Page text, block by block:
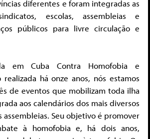
diferentes e foram integradas as
escolas, assembleias e
públicos para livre circulação e
em Cuba Contra Homofobia e
realizada há onze anos, nós estamos
de eventos que mobilizam toda ilha
aos calendários dos mais diversos
assembleias. Seu objetivo é promover
à homofobia e, há dois anos,